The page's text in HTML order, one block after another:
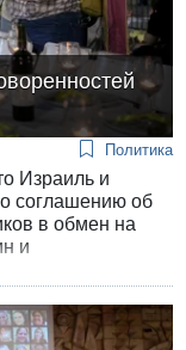
Политика
Израиль и
соглашению об
в обмен на
и